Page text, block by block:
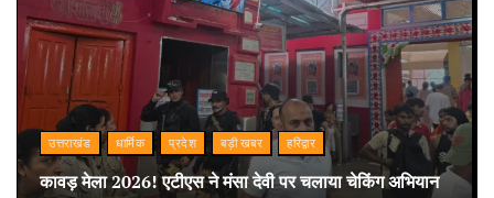
उत्तराखंड धार्मिक प्रदेश बड़ी खबर हरिद्वार
कावड़ मेला 2026! एटीएस ने मंसा देवी पर चलाया चेकिंग अभियान